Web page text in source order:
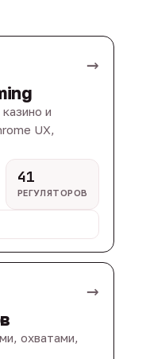
→
и
UX,
41
РЕГУЛЯТОРОВ
→
охватами,